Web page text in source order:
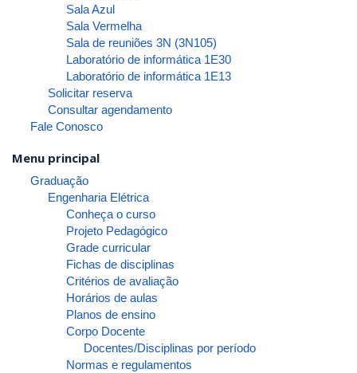
Sala Azul
Sala Vermelha
Sala de reuniões 3N (3N105)
Laboratório de informática 1E30
Laboratório de informática 1E13
Solicitar reserva
Consultar agendamento
Fale Conosco
Menu principal
Graduação
Engenharia Elétrica
Conheça o curso
Projeto Pedagógico
Grade curricular
Fichas de disciplinas
Critérios de avaliação
Horários de aulas
Planos de ensino
Corpo Docente
Docentes/Disciplinas por período
Normas e regulamentos